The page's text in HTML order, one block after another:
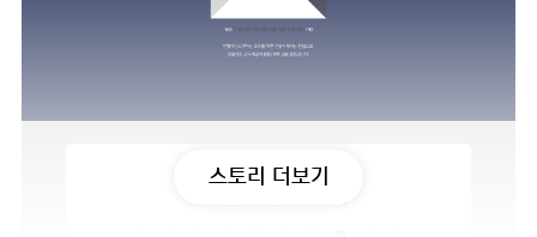
스토리 더보기